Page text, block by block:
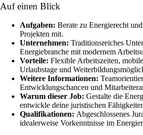
Auf einen Blick
Aufgaben: Berate zu Energierecht
Projekten mit.
Unternehmen: Traditionsreiches
Energiebranche mit modernem
Vorteile: Flexible Arbeitszeiten,
Urlaubstage und
Weitere Informationen:
Entwicklungschancen und
Warum dieser Job: Gestalte die
entwickle deine juristischen
Qualifikationen: Abgeschlossenes
idealerweise Vorkenntnisse im